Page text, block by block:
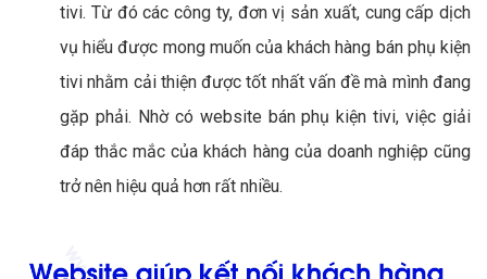
tivi. Từ đó các công ty, đơn vị sản xuất, cung cấp dịch
vụ hiểu được mong muốn của khách hàng bán phụ kiện
tivi nhằm cải thiện được tốt nhất vấn đề mà mình đang
gặp phải. Nhờ có website bán phụ kiện tivi, việc giải
đáp thắc mắc của khách hàng của doanh nghiệp cũng
trở nên hiệu quả hơn rất nhiều.